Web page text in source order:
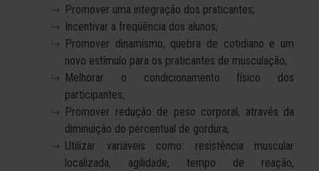
Promover uma integração dos praticantes;
Incentivar a freqüência dos alunos;
Promover dinamismo, quebra de cotidiano e um
novo estímulo para os praticantes de musculação;
Melhorar o condicionamento físico dos
participantes;
Promover redução de peso corporal, através da
diminuição do percentual de gordura;
Utilizar variáveis como: resistência muscular
localizada, agilidade, tempo de reação,